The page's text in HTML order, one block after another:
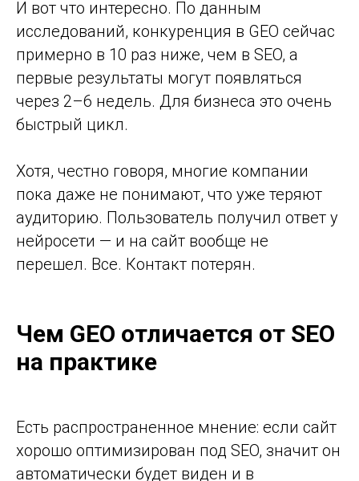
И вот что интересно. По данным
исследований, конкуренция в GEO сейчас
примерно в 10 раз ниже, чем в SEO, а
первые результаты могут появляться
через 2–6 недель. Для бизнеса это очень
быстрый цикл.
Хотя, честно говоря, многие компании
пока даже не понимают, что уже теряют
аудиторию. Пользователь получил ответ у
нейросети — и на сайт вообще не
перешел. Все. Контакт потерян.
Чем GEO отличается от SEO
на практике
Есть распространенное мнение: если сайт
хорошо оптимизирован под SEO, значит он
автоматически будет виден и в